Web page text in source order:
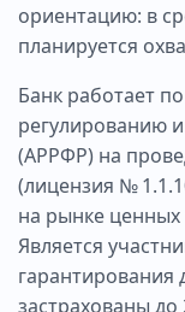
ориентацию: в
планируется
Банк работает
регулированию
(АРРФР) на
(лицензия №
на рынке ценных
Является
гарантирования
застрахованы до